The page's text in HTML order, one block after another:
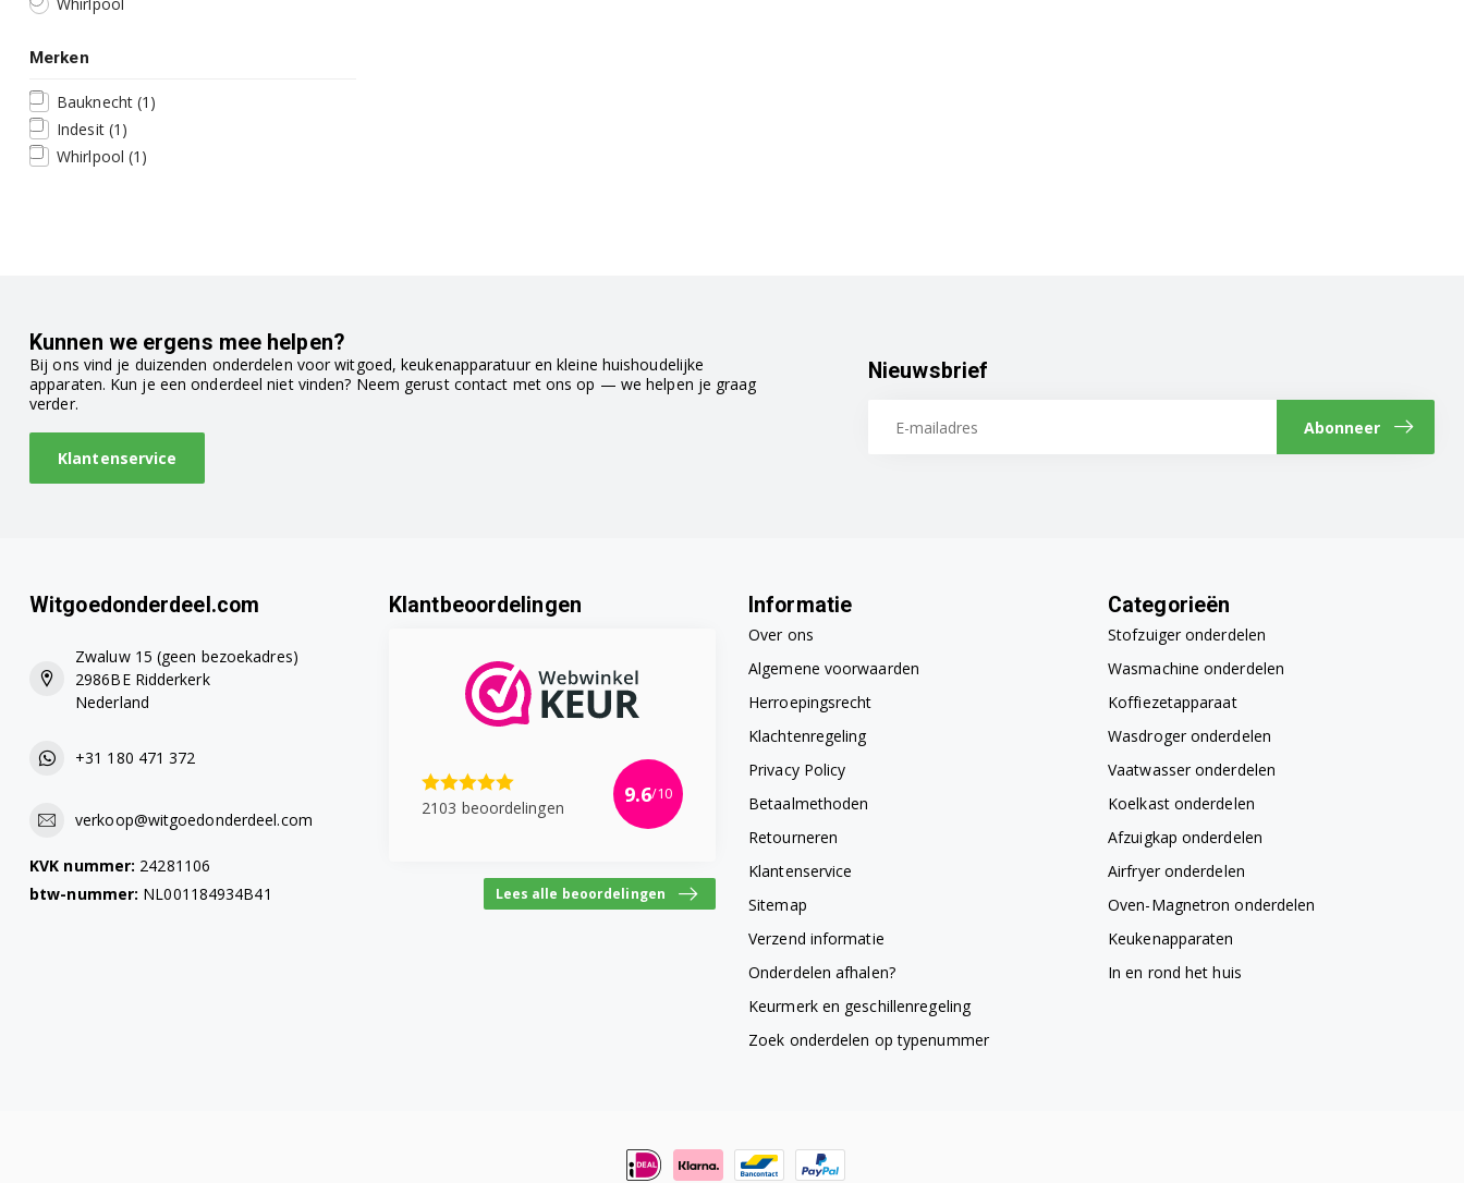
Merken
Bauknecht (1)
Indesit (1)
Whirlpool (1)
Kunnen we ergens mee helpen?
Bij ons vind je duizenden onderdelen voor witgoed, keukenapparatuur en kleine huishoudelijke
apparaten. Kun je een onderdeel niet vinden? Neem gerust contact met ons op — we helpen je graag
verder.
Klantenservice
Nieuwsbrief
Abonneer
Witgoedonderdeel.com
Zwaluw 15 (geen bezoekadres)
2986BE Ridderkerk
Nederland
+31 180 471 372
verkoop@witgoedonderdeel.com
KVK nummer: 24281106
btw-nummer: NL001184934B41
Klantbeoordelingen
2103 beoordelingen
9.6/10
Lees alle beoordelingen
Informatie
Over ons
Algemene voorwaarden
Herroepingsrecht
Klachtenregeling
Privacy Policy
Betaalmethoden
Retourneren
Klantenservice
Sitemap
Verzend informatie
Onderdelen afhalen?
Keurmerk en geschillenregeling
Zoek onderdelen op typenummer
Categorieën
Stofzuiger onderdelen
Wasmachine onderdelen
Koffiezetapparaat
Wasdroger onderdelen
Vaatwasser onderdelen
Koelkast onderdelen
Afzuigkap onderdelen
Airfryer onderdelen
Oven-Magnetron onderdelen
Keukenapparaten
In en rond het huis